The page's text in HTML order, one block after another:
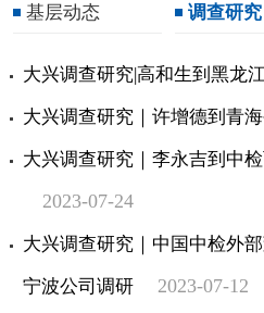
基层动态 调查研究
大兴调查研究|高和生到黑龙
大兴调查研究｜许增德到青
大兴调查研究｜李永吉到中
2023-07-24
大兴调查研究｜中国中检外
宁波公司调研 2023-07-12